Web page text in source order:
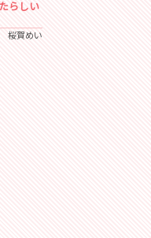
らしい
桜賀めい